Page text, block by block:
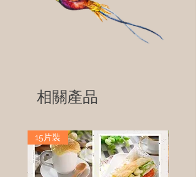
相關產品
15片裝